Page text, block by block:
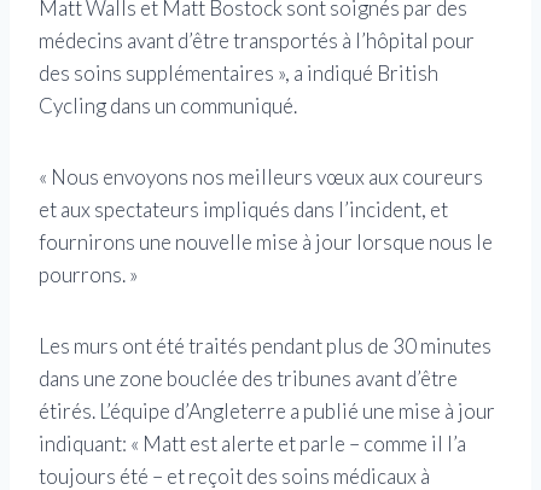
Matt Walls et Matt Bostock sont soignés par des
médecins avant d’être transportés à l’hôpital pour
des soins supplémentaires », a indiqué British
Cycling dans un communiqué.
« Nous envoyons nos meilleurs vœux aux coureurs
et aux spectateurs impliqués dans l’incident, et
fournirons une nouvelle mise à jour lorsque nous le
pourrons. »
Les murs ont été traités pendant plus de 30 minutes
dans une zone bouclée des tribunes avant d’être
étirés. L’équipe d’Angleterre a publié une mise à jour
indiquant: « Matt est alerte et parle – comme il l’a
toujours été – et reçoit des soins médicaux à